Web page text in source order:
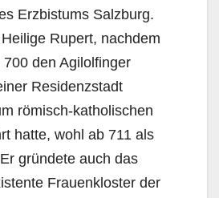
Erzbistums Salzburg.
Rupert, nachdem
den Agilolfinger
Residenzstadt
römisch-katholischen
hatte, wohl ab 711 als
gründete auch das
Frauenkloster der